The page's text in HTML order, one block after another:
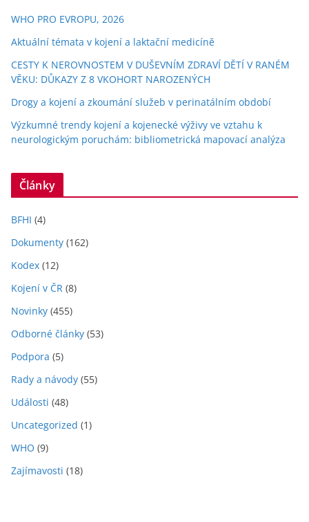
WHO PRO EVROPU, 2026
Aktuální témata v kojení a laktační medicíně
CESTY K NEROVNOSTEM V DUŠEVNÍM ZDRAVÍ DĚTÍ V RANÉM
VĚKU: DŮKAZY Z 8 VKOHORT NAROZENÝCH
Drogy a kojení a zkoumání služeb v perinatálním období
Výzkumné trendy kojení a kojenecké výživy ve vztahu k
neurologickým poruchám: bibliometrická mapovací analýza
Články
BFHI (4)
Dokumenty (162)
Kodex (12)
Kojení v ČR (8)
Novinky (455)
Odborné články (53)
Podpora (5)
Rady a návody (55)
Události (48)
Uncategorized (1)
WHO (9)
Zajímavosti (18)